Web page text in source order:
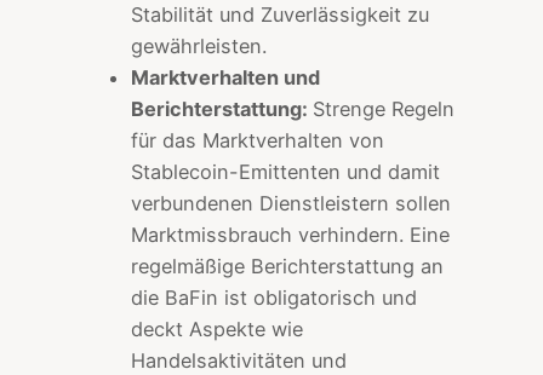
Stabilität und Zuverlässigkeit zu
gewährleisten.
Marktverhalten und
Berichterstattung: Strenge Regeln
für das Marktverhalten von
Stablecoin-Emittenten und damit
verbundenen Dienstleistern sollen
Marktmissbrauch verhindern. Eine
regelmäßige Berichterstattung an
die BaFin ist obligatorisch und
deckt Aspekte wie
Handelsaktivitäten und